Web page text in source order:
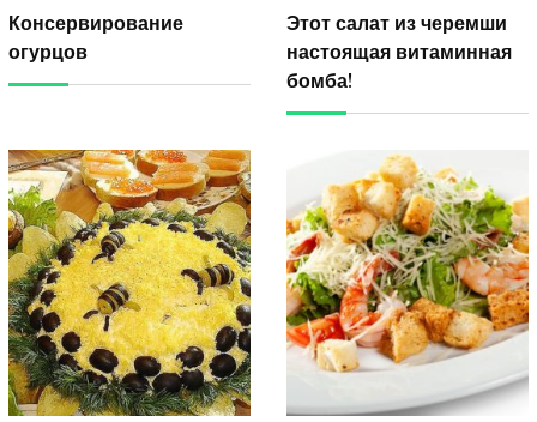
Консервирование
огурцов
Этот салат из черемши
настоящая витаминная
бомба!